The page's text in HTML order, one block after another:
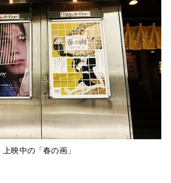
上映中の「春の画」